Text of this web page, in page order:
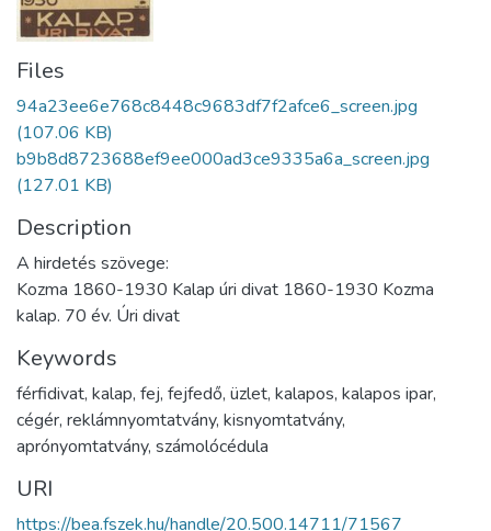
Files
94a23ee6e768c8448c9683df7f2afce6_screen.jpg
(107.06 KB)
b9b8d8723688ef9ee000ad3ce9335a6a_screen.jpg
(127.01 KB)
Description
A hirdetés szövege:
Kozma 1860-1930 Kalap úri divat 1860-1930 Kozma
kalap. 70 év. Úri divat
Keywords
férfidivat, kalap, fej, fejfedő, üzlet, kalapos, kalapos ipar,
cégér, reklámnyomtatvány, kisnyomtatvány,
aprónyomtatvány, számolócédula
URI
https://bea.fszek.hu/handle/20.500.14711/71567